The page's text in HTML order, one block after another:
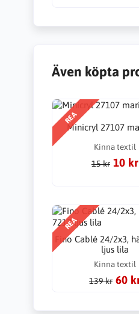
Även köpta
REA
Minicryl 27107
Kinna textil
15 kr 10 kr
REA
Fino Cablé 24/2x3,
ljus lila
Kinna textil
139 kr 60